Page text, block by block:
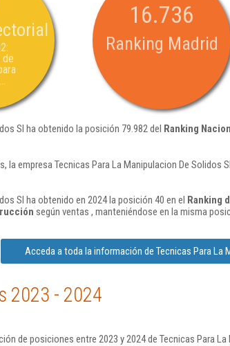
de
16.736
Ranking Madrid
Sl ha obtenido la posición 79.982 del Ranking
la empresa Tecnicas Para La Manipulacion De Solidos
Sl ha obtenido en 2024 la posición 40 en el Ranking
según ventas , manteniéndose en la misma
Acceda a toda la información de Tecnicas Para La
2023 - 2024
de posiciones entre 2023 y 2024 de Tecnicas Para